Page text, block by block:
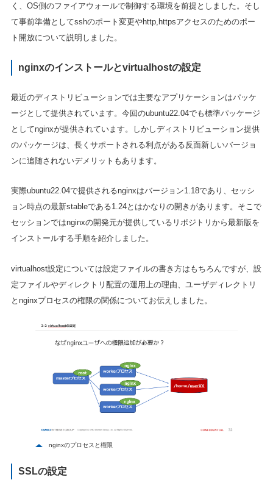
く、OS側のファイアウォールで制御する環境を前提としました。そし
て事前準備としてsshのポート変更やhttp,httpsアクセスのためのポー
ト開放について説明しました。
nginxのインストールとvirtualhostの設定
最近のディストリビューションでは主要なアプリケーションはパッケ
ージとして提供されています。今回のubuntu22.04でも標準パッケージ
としてnginxが提供されています。しかしディストリビューション提供
のパッケージは、長くサポートされる利点がある反面新しいバージョ
ンに追随されないデメリットもあります。
実際ubuntu22.04で提供されるnginxはバージョン1.18であり、セッシ
ョン時点の最新stableである1.24とはかなりの開きがあります。そこで
セッションではnginxの開発元が提供しているリポジトリから最新版を
インストールする手順を紹介しました。
virtualhost設定については設定ファイルの書き方はもちろんですが、設
定ファイルやディレクトリ配置の運用上の理由、ユーザディレクトリ
とnginxプロセスの権限の関係についてお伝えしました。
nginxのプロセスと権限
SSLの設定